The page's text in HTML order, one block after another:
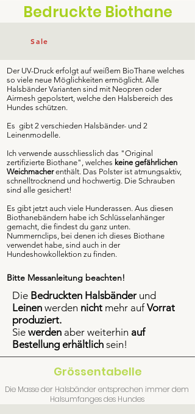
Bedruckte Biothane
Sale
Der UV-Druck erfolgt auf weißem BioThane welches
so viele neue Möglichkeiten ermöglicht. Alle
Halsbänder Varianten sind mit Neopren oder
Airmesh gepolstert, welche den Halsbereich des
Hundes schützen.
Es gibt 2 verschieden Halsbänder- und 2
Leinenmodelle.
Ich verwende ausschliesslich das "Original
zertifizierte Biothane", welches keine gefährlichen
Weichmacherenthält. Das Polster ist atmungsaktiv,
schnelltrocknend und hochwertig. Die Schrauben
sind alle gesichert!
Es gibt jetzt auch viele Hunderassen. Aus diesen
Biothanebändern habe ich Schlüsselanhänger
gemacht, die findest du ganz unten.
Nummernclips, bei denen ich dieses Biothane
verwendet habe, sind auch in der
Hundeshowkollektion zu finden.
Bitte Messanleitung beachten!
Die Bedruckten Halsbänder und
Leinen werden nicht mehr aufVorrat
produziert.
Sie werden aber weiterhin auf
Bestellung erhältlich sein!
Grössentabelle
Die Masse der Halsbänder entsprechen immer dem
Halsumfanges des Hundes